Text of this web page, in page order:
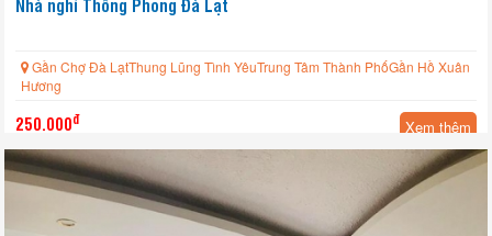
Gần Chợ Đà LạtThung Lũng Tình YêuTrung Tâm Thành PhốGần Hồ Xuân
Hương
250.000đ Xem thêm